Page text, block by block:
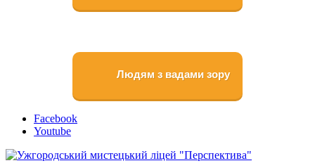
Людям з вадами зору
Faceboоk
Youtube